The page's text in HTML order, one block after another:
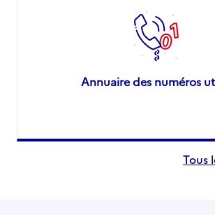
Annuaire des numéros
Tous